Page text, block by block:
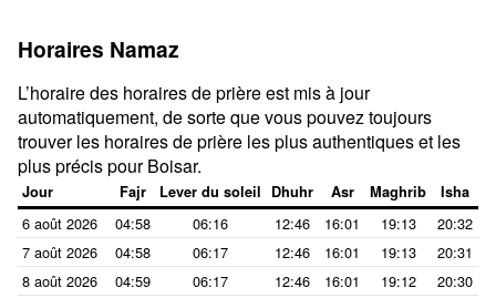
Horaires Namaz
L’horaire des horaires de prière est mis à jour
automatiquement, de sorte que vous pouvez toujours
trouver les horaires de prière les plus authentiques et les
plus précis pour Boisar.
Jour Fajr Lever du soleil Dhuhr Asr Maghrib Isha
6 août 2026 04:58 06:16 12:46 16:01 19:13
20:32
7 août 2026
04:58 06:17 12:46 16:01 19:13
20:31
8 août 2026
04:59 06:17 12:46 16:01 19:12
20:30